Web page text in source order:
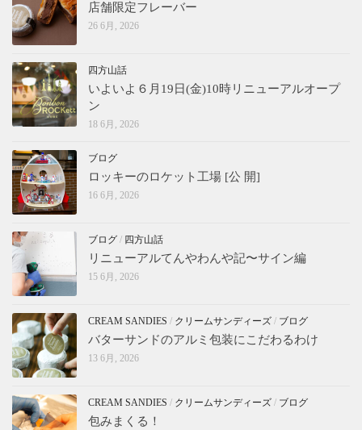
店舗限定フレーバー
26 6月, 2026
四方山話
いよいよ６月19日(金)10時リニューアルオープ
ン
18 6月, 2026
ブログ
ロッキーのロケット工場 [公 開]
16 6月, 2026
ブログ / 四方山話
リニューアルてんやわんや記〜サイン編
15 6月, 2026
CREAM SANDIES / クリームサンディーズ / ブログ
バターサンドのアルミ包装にこだわるわけ
13 6月, 2026
CREAM SANDIES / クリームサンディーズ / ブログ
包みまくる！